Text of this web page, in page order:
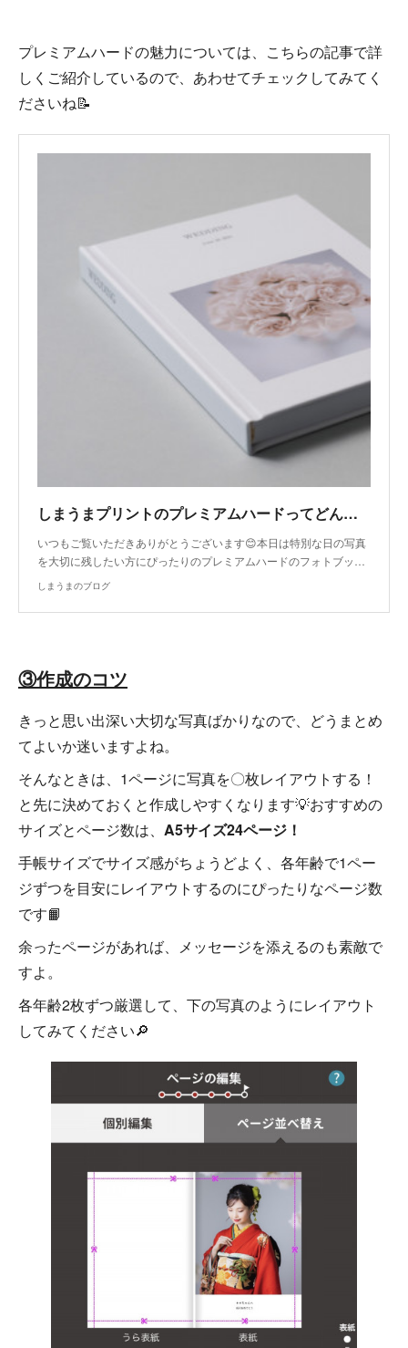
プレミアムハードの魅力については、こちらの記事で詳
しくご紹介しているので、あわせてチェックしてみてく
ださいね📝
しまうまプリントのプレミアムハードってどんなフォトブック？
いつもご覧いただきありがとうございます😊本日は特別な日の写真
を大切に残したい方にぴったりのプレミアムハードのフォトブッ…
しまうまのブログ
③作成のコツ
きっと思い出深い大切な写真ばかりなので、どうまとめ
てよいか迷いますよね。
そんなときは、1ページに写真を〇枚レイアウトする！
と先に決めておくと作成しやすくなります💡おすすめの
サイズとページ数は、 A5サイズ24ページ！
手帳サイズでサイズ感がちょうどよく、各年齢で1ペー
ジずつを目安にレイアウトするのにぴったりなページ数
です📙
余ったページがあれば、メッセージを添えるのも素敵で
すよ。
各年齢2枚ずつ厳選して、下の写真のようにレイアウト
してみてください🔎